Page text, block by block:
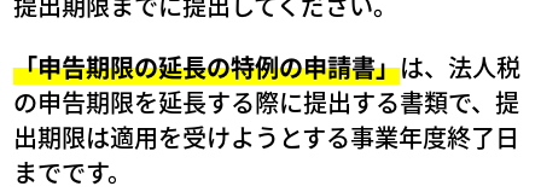
「申告期限の延長の特例の申請書」は、法人税
の申告期限を延長する際に提出する書類で、提
出期限は適用を受けようとする事業年度終了日
までです。